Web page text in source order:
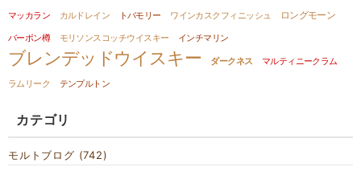
マッカラン
カルドレイン トバモリー ワインカスクフィニッシュ ロングモーン
バーボン樽 モリソンスコッチウイスキー インチマリン
ブレンデッドウイスキー ダークネス
マルティニークラム
ラムリーク
テンプルトン
カテゴリ
モルトブログ (742)